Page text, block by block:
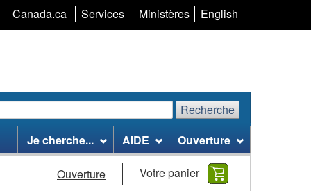
Canada.ca Services Ministères Sélection
langue
English
Recherche
Je cherche... AIDE Ouverture
Ouverture Votre panier